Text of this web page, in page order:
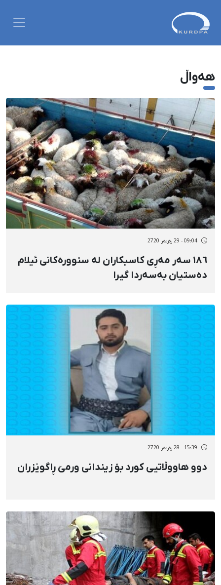
هەواڵ
09:04 - 29 رەزبەر 2720
١٨٦ سەر مەڕی کاسبکاران لە سنوورەکانی ئیلام
دەستیان بەسەردا گیرا
15:39 - 28 رەزبەر 2720
دوو هاووڵاتیی کورد بۆ زیندانی ورمێ ڕاگوێزران